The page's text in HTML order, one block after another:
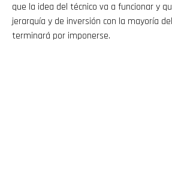
que la idea del técnico va a funcionar y
jerarquía y de inversión con la mayoría
terminará por imponerse.